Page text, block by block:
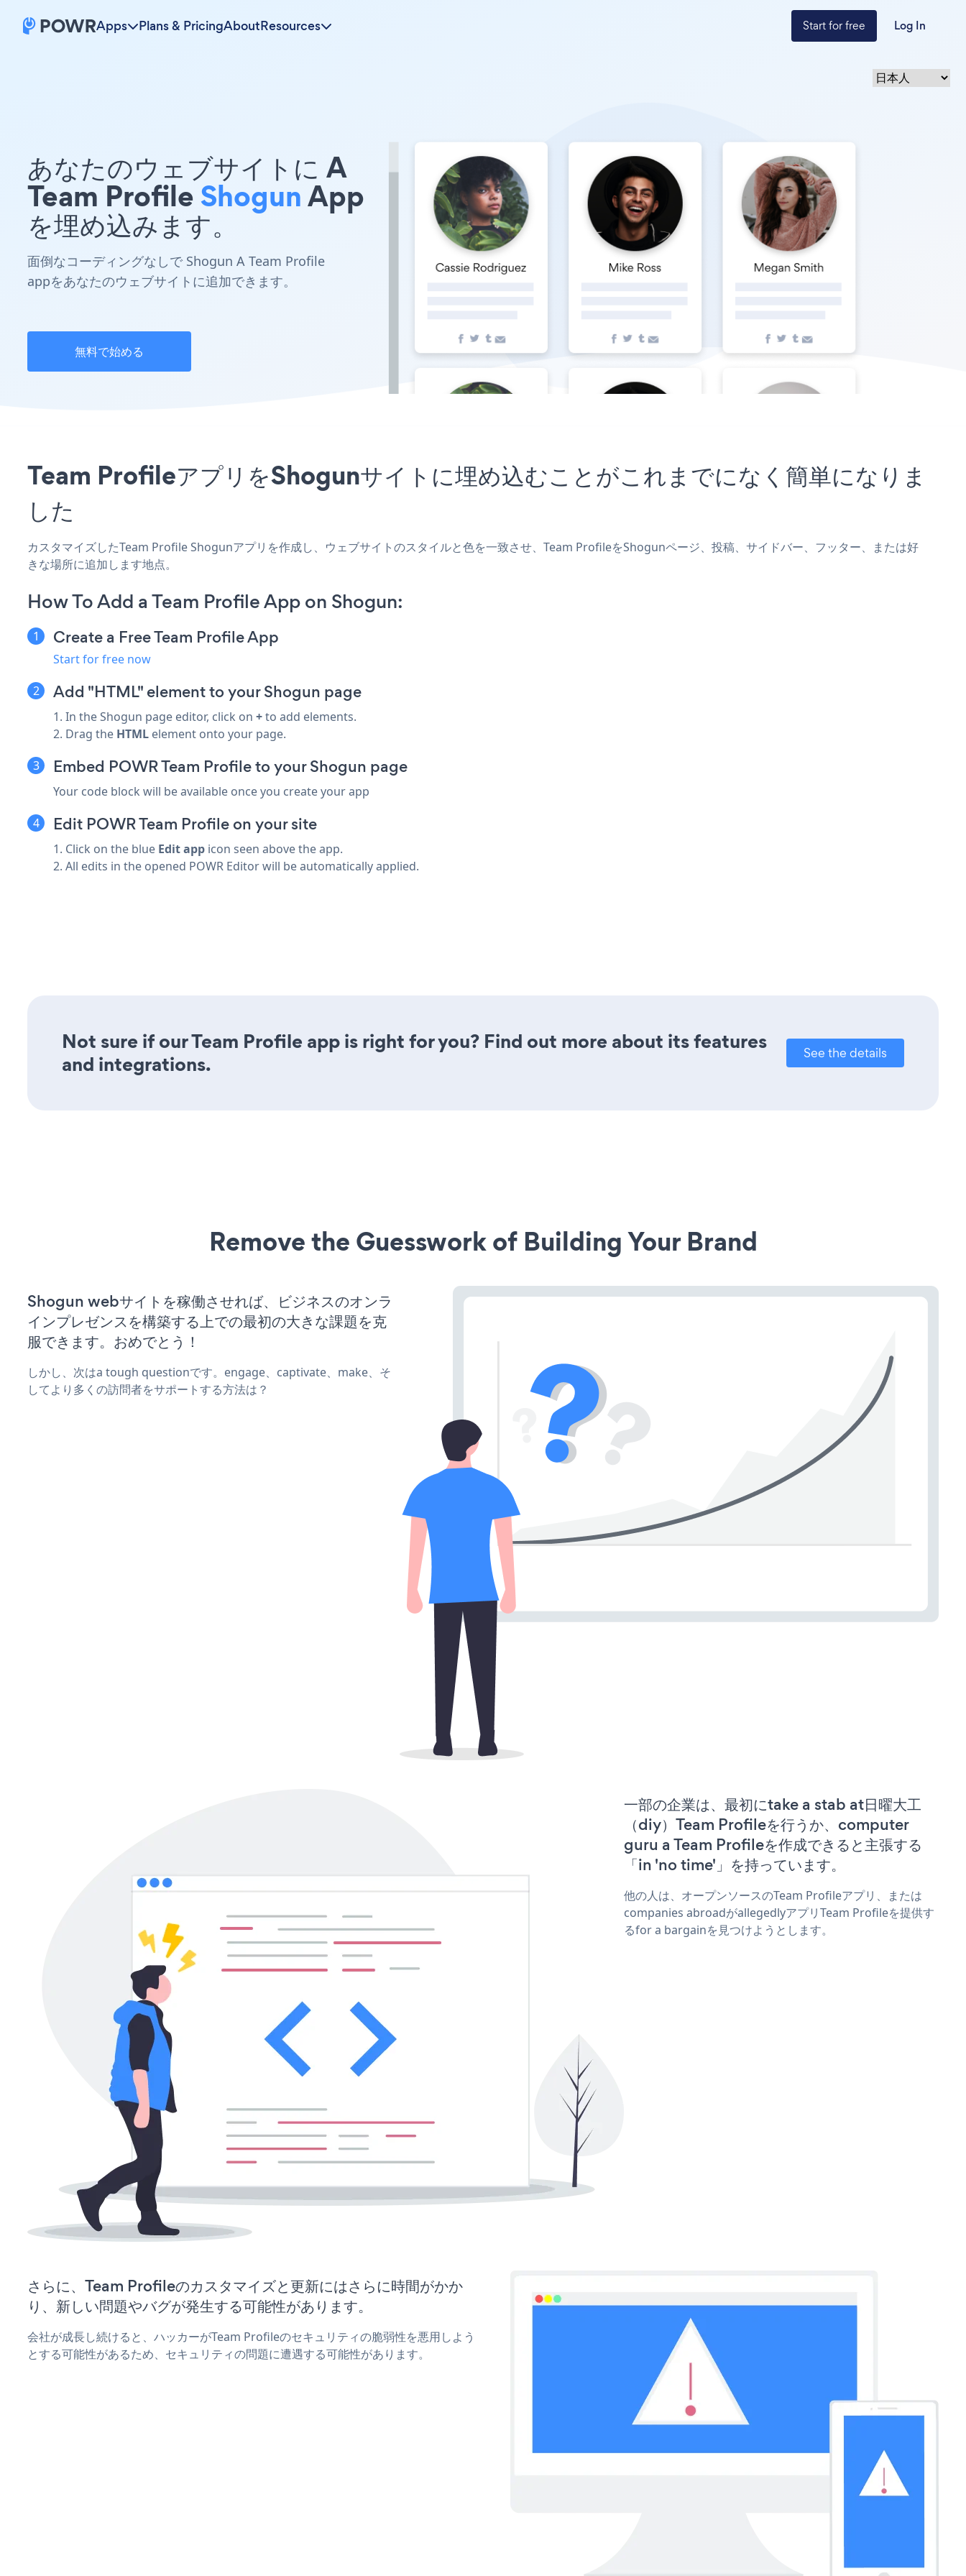
Apps Plans & PricingAboutResources Start for free Log In
あなたのウェブサイトに A
Team ProfileShogunApp
を埋め込みます。
面倒なコーディングなしで Shogun A Team Profile
appをあなたのウェブサイトに追加できます。
無料で始める
Team ProfileアプリをShogunサイトに埋め込むことがこれまでになく簡単になりま
した
カスタマイズしたTeam Profile Shogunアプリを作成し、ウェブサイトのスタイルと色を一致させ、Team ProfileをShogunページ、投稿、サイドバー、フッター、または好
きな場所に追加します地点。
How To Add a Team Profile App on Shogun:
Create a Free Team Profile App
Start for free now
Add "HTML" element to your Shogun page
1. In the Shogun page editor, click on +to add elements.
2. Drag the HTML element onto your page.
Embed POWR Team Profile to your Shogun page
Your code block will be available once you create your app
Edit POWR Team Profile on your site
1. Click on the blue Edit app icon seen above the app.
2. All edits in the opened POWR Editor will be automatically applied.
Not sure if our Team Profile app is right for you? Find out more about its features
and integrations.
See the details
Remove the Guesswork of Building Your Brand
Shogun webサイトを稼働させれば、ビジネスのオンラ
インプレゼンスを構築する上での最初の大きな課題を克
服できます。おめでとう！
しかし、次はa tough questionです。engage、captivate、make、そ
してより多くの訪問者をサポートする方法は？
一部の企業は、最初にtake a stab at日曜大工
（diy）Team Profileを行うか、computer
guru a Team Profileを作成できると主張する
「in 'no time'」を持っています。
他の人は、オープンソースのTeam Profileアプリ、または
companies abroadがallegedlyアプリTeam Profileを提供す
るfor a bargainを見つけようとします。
さらに、Team Profileのカスタマイズと更新にはさらに時間がかか
り、新しい問題やバグが発生する可能性があります。
会社が成長し続けると、ハッカーがTeam Profileのセキュリティの脆弱性を悪用しよう
とする可能性があるため、セキュリティの問題に遭遇する可能性があります。